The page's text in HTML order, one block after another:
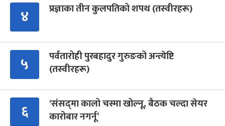
४ प्रज्ञाका तीन कुलपतिको शपथ (तस्वीरहरू)
५
पर्वतारोही पुरबहादुर गुरुङको अन्त्येष्टि
(तस्वीरहरू)
६
‘संसद्‍मा कालो चस्मा खोल्नू, बैठक चल्दा सेयर
कारोबार नगर्नू’